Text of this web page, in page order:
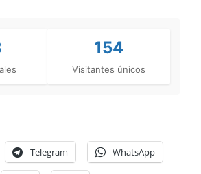
154
Visitantes únicos
Telegram WhatsApp